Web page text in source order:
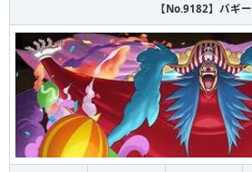
【No.9182】バギー